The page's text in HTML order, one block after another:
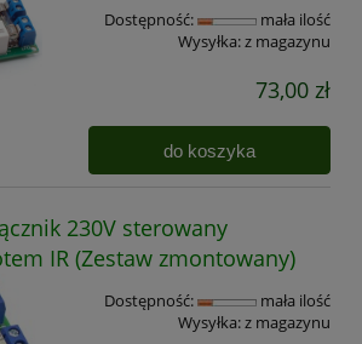
Dostępność:
mała ilość
Wysyłka:z magazynu
73,00 zł
do koszyka
230V sterowany
IR (Zestaw zmontowany)
Dostępność:
mała ilość
Wysyłka:z magazynu